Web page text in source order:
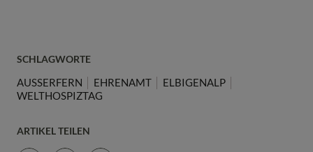
SCHLAGWORTE
AUSSERFERN EHRENAMT
ELBIGENALP
WELTHOSPIZTAG
ARTIKEL TEILEN